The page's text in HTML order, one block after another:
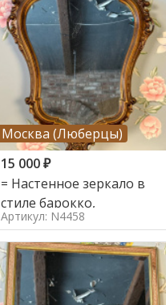
Москва (Люберцы)
15 000₽
= Настенное зеркало в
стиле барокко,
Артикул: N4458